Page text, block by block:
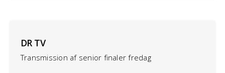
DR TV
Transmission af senior finaler fredag